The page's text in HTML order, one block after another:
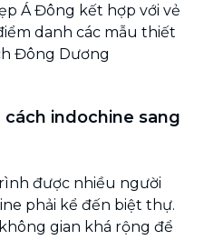
Á Đông kết hợp với vẻ
danh các mẫu thiết
Đông Dương
indochine sang
được nhiều người
phải kể đến biệt thự.
gian khá rộng để